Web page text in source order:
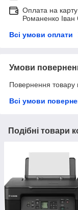
Оплата на
Романенко
Всі умови оплати
Умови
Повернення товару
Всі умови
Подібні товари